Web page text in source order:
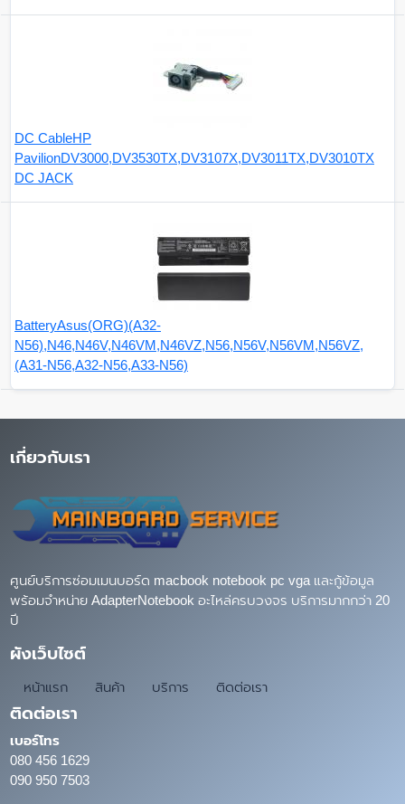
DC CableHP
PavilionDV3000,DV3530TX,DV3107X,DV3011TX,DV3010TX
DC JACK
BatteryAsus(ORG)(A32-
N56),N46,N46V,N46VM,N46VZ,N56,N56V,N56VM,N56VZ,
(A31-N56,A32-N56,A33-N56)
เกี่ยวกับเรา
ศูนย์บริการซ่อมเมนบอร์ด macbook notebook pc vga และกู้ข้อมูล
พร้อมจำหน่าย AdapterNotebook อะไหล่ครบวงจร บริการมากกว่า 20
ปี
ผังเว็บไซต์
หน้าแรก สินค้า บริการ ติดต่อเรา
ติดต่อเรา
เบอร์โทร
080 456 1629
090 950 7503